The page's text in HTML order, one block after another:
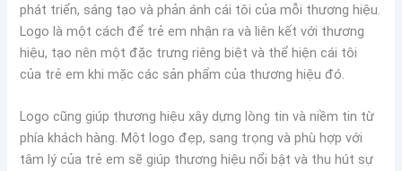
phát triển, sáng tạo và phản ánh cái tôi của mỗi thương hiệu.
Logo là một cách để trẻ em nhận ra và liên kết với thương
hiệu, tạo nên một đặc trưng riêng biệt và thể hiện cái tôi
của trẻ em khi mặc các sản phẩm của thương hiệu đó.
Logo cũng giúp thương hiệu xây dựng lòng tin và niềm tin từ
phía khách hàng. Một logo đẹp, sang trọng và phù hợp với
tâm lý của trẻ em sẽ giúp thương hiệu nổi bật và thu hút sự